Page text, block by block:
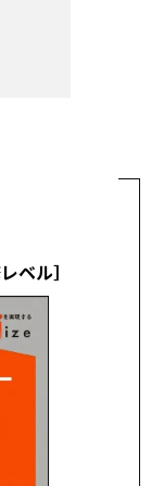
ベル］